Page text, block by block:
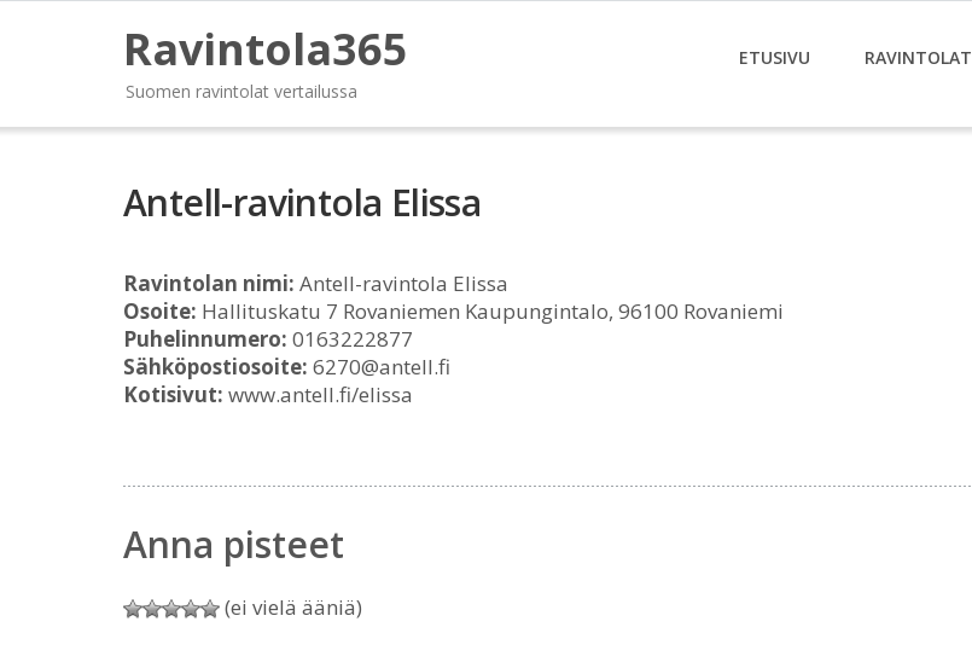
Ravintola365
Suomen ravintolat vertailussa
ETUSIVU RAVINTOLAT
Antell-ravintola Elissa
Ravintolan nimi: Antell-ravintola Elissa
Osoite: Hallituskatu 7 Rovaniemen Kaupungintalo, 96100 Rovaniemi
Puhelinnumero: 0163222877
Sähköpostiosoite: 6270@antell.fi
Kotisivut: www.antell.fi/elissa
Anna pisteet
(ei vielä ääniä)